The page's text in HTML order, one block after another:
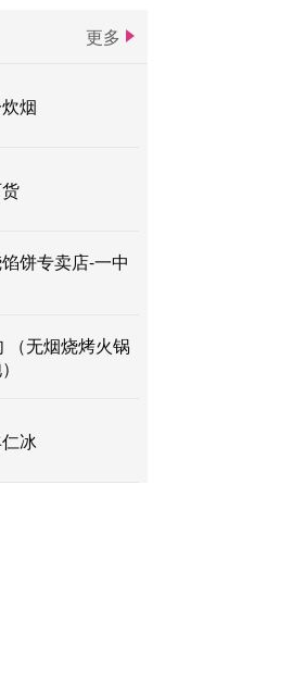
更多
烟
饼专卖店-一中
（无烟烧烤火锅
冰